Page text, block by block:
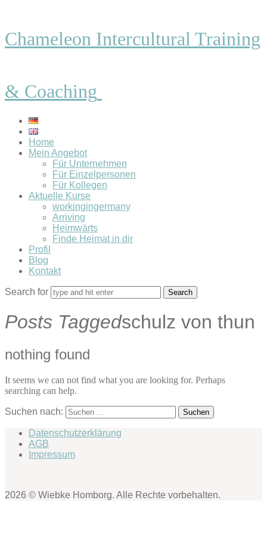
Chameleon Intercultural Training
& Coaching
Home
Mein Angebot
Für Unternehmen
Für Einzelpersonen
Für Kollegen
Aktuelle Kurse
workingingermany
Arriving
Heimwärts
Finde Heimat in dir
Profil
Blog
Kontakt
Search for
Posts Taggedschulz von thun
nothing found
It seems we can not find what you are looking for. Perhaps
searching can help.
Suchen nach:
Datenschutzerklärung
AGB
Impressum
2026 © Wiebke Homborg. Alle Rechte vorbehalten.